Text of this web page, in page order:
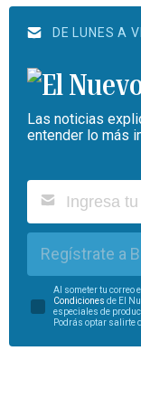
DE LUNES A
Las noticias
entender lo más
Regístrate a
Al someter tu correo
Condiciones de El
especiales de
Podrás optar salirte